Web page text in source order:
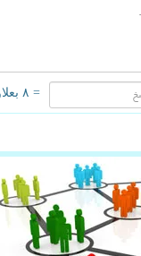
= ۸ بعلاوه ۴